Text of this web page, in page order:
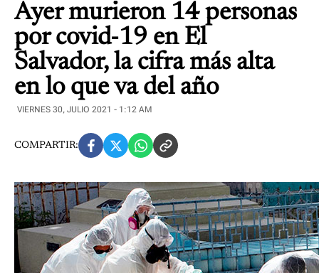
Ayer murieron 14 personas
por covid-19 en El
Salvador, la cifra más alta
en lo que va del año
VIERNES 30, JULIO 2021 - 1:12 AM
COMPARTIR: